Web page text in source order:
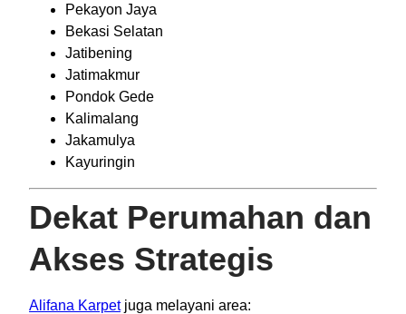
Pekayon Jaya
Bekasi Selatan
Jatibening
Jatimakmur
Pondok Gede
Kalimalang
Jakamulya
Kayuringin
Dekat Perumahan dan
Akses Strategis
Alifana Karpetjuga melayani area: